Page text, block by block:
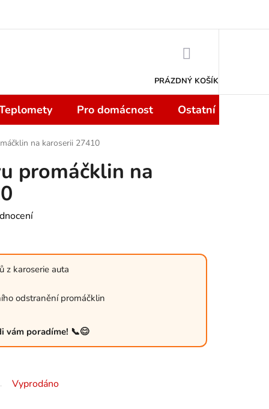
do 14 dní
PRÁZDNÝ KOŠÍK
Pro domácnost Ostatní
na karoserii 27410
promáčklin na
z karoserie auta
odstranění promáčklin
vám poradíme! 📞😊
Vyprodáno